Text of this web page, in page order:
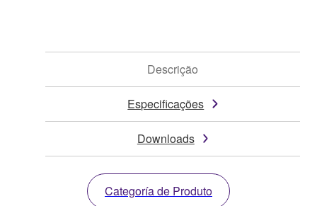
Descrição
Especificações
Downloads
Categoría de Produto